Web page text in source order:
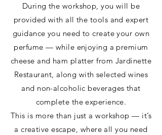
During the workshop, you will be
provided with all the tools and expert
guidance you need to create your own
perfume — while enjoying a premium
cheese and ham platter from Jardinette
Restaurant, along with selected wines
and non-alcoholic beverages that
complete the experience.
This is more than just a workshop — it’s
a creative escape, where all you need